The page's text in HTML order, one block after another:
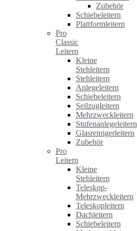
Zubehör
Schiebeleitern
Plattformleitern
Pro
Classic
Leitern
Kleine
Stehleitern
Stehleitern
Anlegeleitern
Schiebeleitern
Seilzugleitern
Mehrzweckleitern
Stufenanlegeleitern
Glasreinigerleitern
Zubehör
Pro
Leitern
Kleine
Stehleitern
Teleskop-
Mehrzweckleitern
Teleskopleitern
Dachleitern
Schiebeleitern